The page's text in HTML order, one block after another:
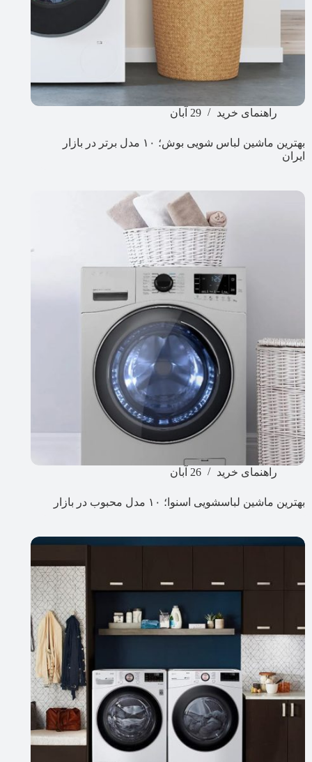
راهنمای خرید 29 آبان
بهترین ماشین لباس شویی بوش؛ ۱۰ مدل برتر در بازار
ایران
راهنمای خرید 26 آبان
بهترین ماشین لباسشویی اسنوا؛ ۱۰ مدل محبوب در بازار